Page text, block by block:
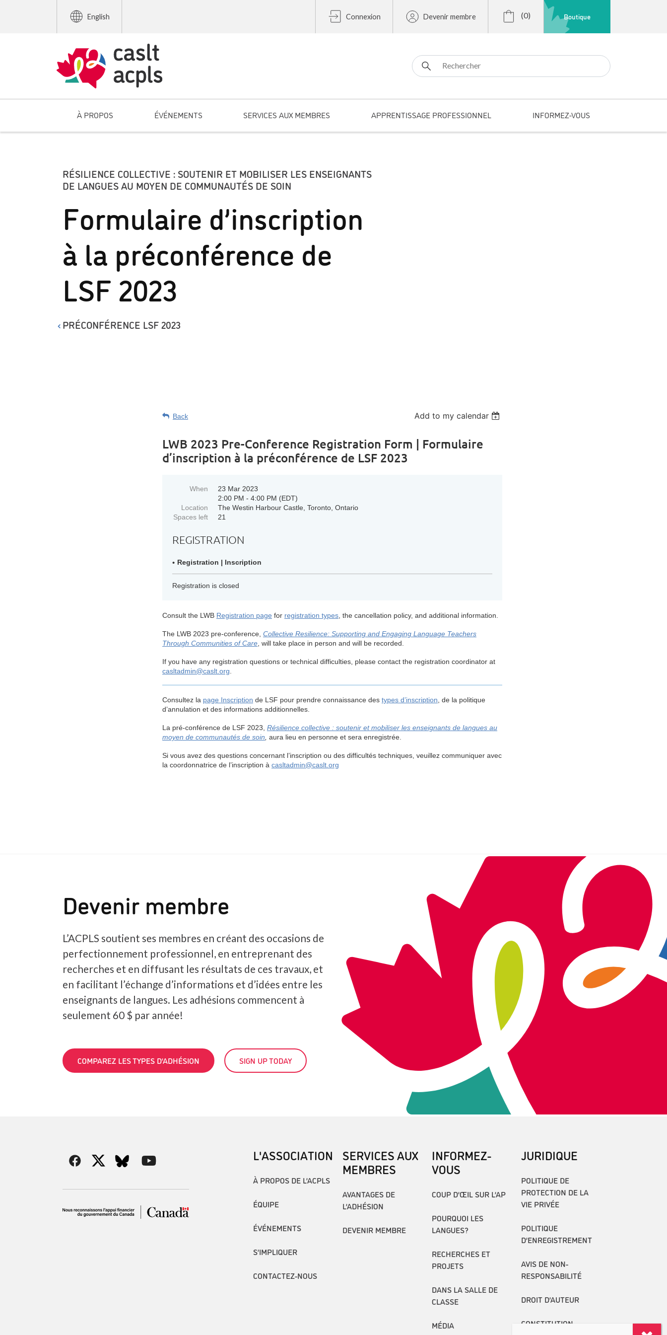
English Connexion Devenir membre (0) Boutique
Search for:
À PROPOS ÉVÉNEMENTS SERVICES AUX MEMBRES APPRENTISSAGE PROFESSIONNEL INFORMEZ-VOUS
RÉSILIENCE COLLECTIVE : SOUTENIR ET MOBILISER LES ENSEIGNANTS
DE LANGUES AU MOYEN DE COMMUNAUTÉS DE SOIN
Formulaire d’inscription
à la préconférence de
LSF 2023
PRÉCONFÉRENCE LSF 2023
Devenir membre
L’ACPLS soutient ses membres en créant des occasions de
perfectionnement professionnel, en entreprenant des
recherches et en diffusant les résultats de ces travaux, et
en facilitant l’échange d’informations et d’idées entre les
enseignants de langues. Les adhésions commencent à
seulement 60 $ par année!
COMPAREZ LES TYPES D’ADHÉSION SIGN UP TODAY
L'ASSOCIATION
À PROPOS DE L’ACPLS
ÉQUIPE
ÉVÉNEMENTS
S’IMPLIQUER
CONTACTEZ-NOUS
SERVICES AUX
MEMBRES
AVANTAGES DE
L’ADHÉSION
DEVENIR MEMBRE
INFORMEZ-
VOUS
COUP D’ŒIL SUR L’AP
POURQUOI LES
LANGUES?
RECHERCHES ET
PROJETS
DANS LA SALLE DE
CLASSE
MÉDIA
JURIDIQUE
POLITIQUE DE
PROTECTION DE LA
VIE PRIVÉE
POLITIQUE
D’ENREGISTREMENT
AVIS DE NON-
RESPONSABILITÉ
DROIT D’AUTEUR
CONSTITUTION